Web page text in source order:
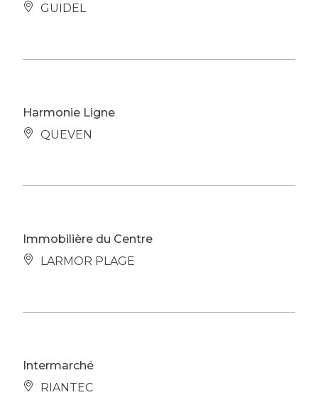
GUIDEL
Harmonie Ligne
QUEVEN
Immobilière du Centre
LARMOR PLAGE
Intermarché
RIANTEC